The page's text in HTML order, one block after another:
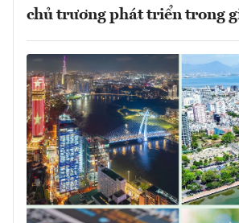
chủ trương phát triển trong